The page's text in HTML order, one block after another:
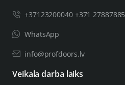
+37123200040 +371 27887885
WhatsApp
info@profdoors.lv
Veikala darba laiks